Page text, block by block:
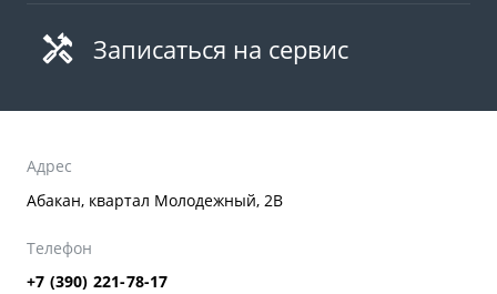
Записаться на сервис
Адрес
Абакан, квартал Молодежный, 2В
Телефон
+7 (390) 221-78-17